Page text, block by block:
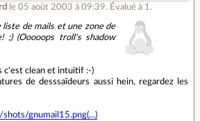
le 05 août 2003 à 09:39. Évalué à 1 .
liste de mails et une zone de
;) (Ooooops troll's shadow
c'est clean et intuitif :-)
de desssaïdeurs aussi hein, regardez les
gnumail15.png(...)